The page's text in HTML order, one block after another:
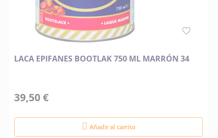
LACA EPIFANES BOOTLAK 750 ML MARRÓN 34
39,50 €
Añadir al carrito